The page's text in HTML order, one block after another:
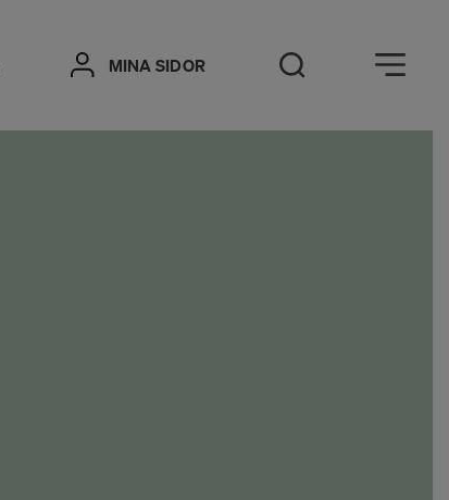
MINA SIDOR Öppna sök
Öppna meny